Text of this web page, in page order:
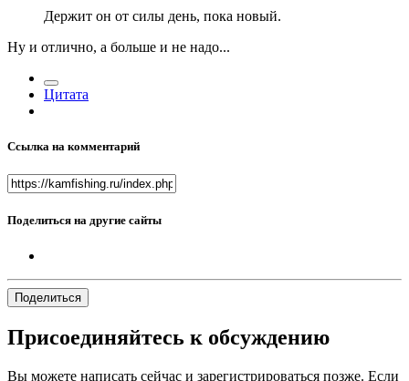
Держит он от силы день, пока новый.
Ну и отлично, а больше и не надо...
Цитата
Ссылка на комментарий
Поделиться на другие сайты
Поделиться
Присоединяйтесь к обсуждению
Вы можете написать сейчас и зарегистрироваться позже. Если